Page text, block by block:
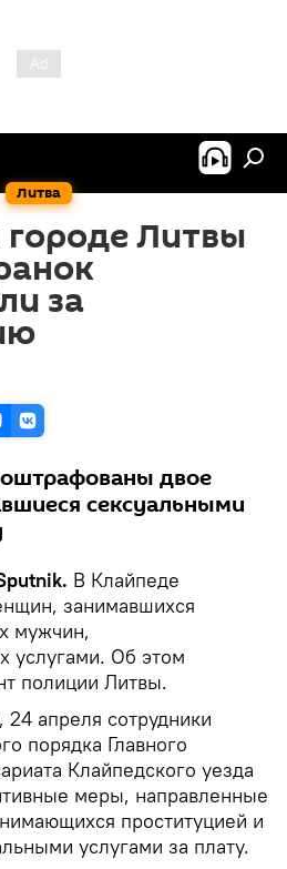
Литва
Литвы
за
двое
сексуальными
В Клайпеде
занимавшихся
мужчин,
услугами. Об этом
полиции Литвы.
апреля сотрудники
порядка Главного
Клайпедского уезда
меры, направленные
проституцией и
услугами за плату.